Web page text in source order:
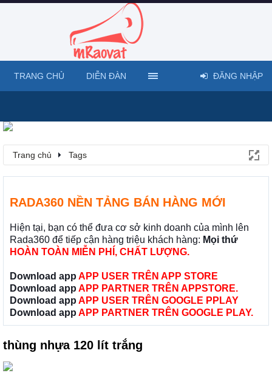
Trang chủ Tags
RADA360 NỀN TẢNG BÁN HÀNG MỚI
Hiện tại, bạn có thể đưa cơ sở kinh doanh của mình lên
Rada360 để tiếp cận hàng triệu khách hàng: Mọi thứ
HOÀN TOÀN MIỄN PHÍ, CHẤT LƯỢNG.
Download app APP USER TRÊN APP STORE
Download app APP PARTNER TRÊN APPSTORE.
Download app APP USER TRÊN GOOGLE PPLAY
Download app APP PARTNER TRÊN GOOGLE PLAY.
thùng nhựa 120 lít trắng
TRANG CHỦ DIỄN ĐÀN ĐĂNG NHẬP